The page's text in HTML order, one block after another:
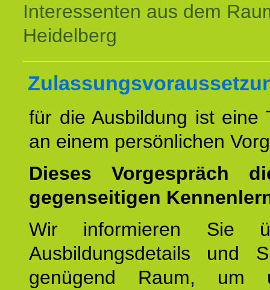
Interessenten aus dem
Heidelberg
für die Ausbildung ist eine
an einem persönlichen
Dieses Vorgespräch
gegenseitigen
Wir informieren Sie
Ausbildungsdetails und
genügend Raum, um